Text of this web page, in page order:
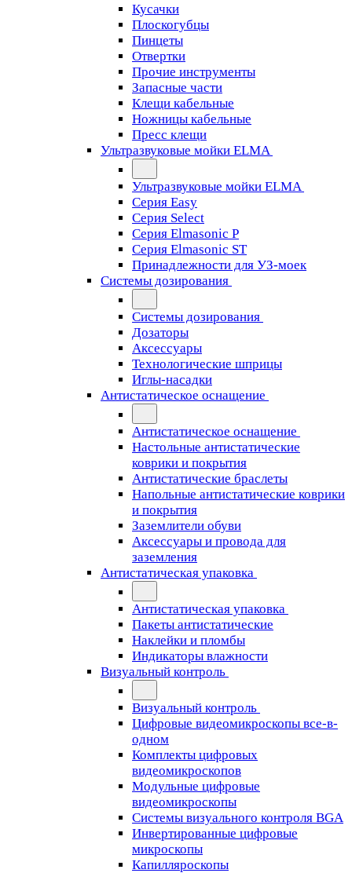
Кусачки
Плоскогубцы
Пинцеты
Отвертки
Прочие инструменты
Запасные части
Клещи кабельные
Ножницы кабельные
Пресс клещи
Ультразвуковые мойки ELMA
Ультразвуковые мойки ELMA
Серия Easy
Серия Select
Серия Elmasonic P
Серия Elmasonic ST
Принадлежности для УЗ-моек
Системы дозирования
Системы дозирования
Дозаторы
Аксессуары
Технологические шприцы
Иглы-насадки
Антистатическое оснащение
Антистатическое оснащение
Настольные антистатические
коврики и покрытия
Антистатические браслеты
Напольные антистатические коврики
и покрытия
Заземлители обуви
Аксессуары и провода для
заземления
Антистатическая упаковка
Антистатическая упаковка
Пакеты антистатические
Наклейки и пломбы
Индикаторы влажности
Визуальный контроль
Визуальный контроль
Цифровые видеомикроскопы все-в-
одном
Комплекты цифровых
видеомикроскопов
Модульные цифровые
видеомикроскопы
Cистемы визуального контроля BGA
Инвертированные цифровые
микроскопы
Капилляроскопы